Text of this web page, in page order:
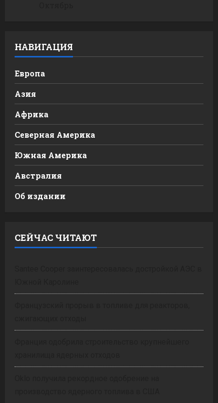
НАВИГАЦИЯ
Европа
Азия
Африка
Северная Америка
Южная Америка
Австралия
Об издании
СЕЙЧАС ЧИТАЮТ